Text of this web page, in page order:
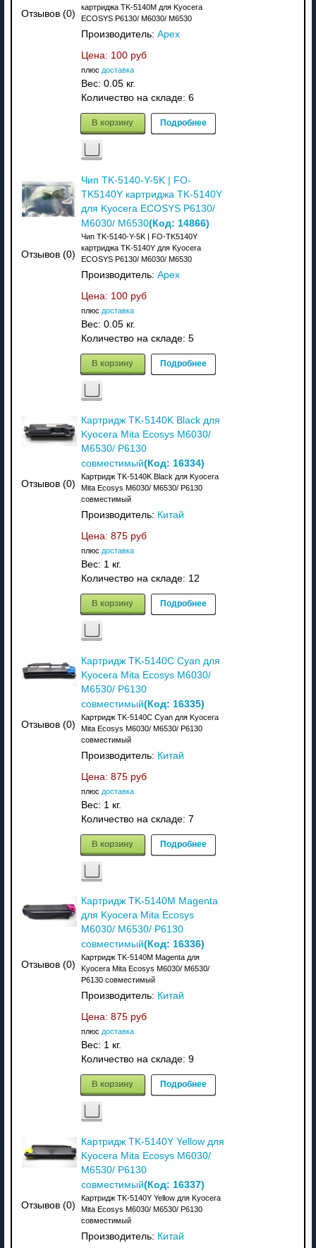
Отзывов (0)
картриджа TK-5140M для Kyocera
ECOSYS P6130/ M6030/ M6530
Производитель: Apex
Цена: 100 руб
плюс доставка
Вес: 0.05 кг.
Количество на складе: 6
В корзину Подробнее
Отзывов (0)
Чип TK-5140-Y-5K | FO-
TK5140Y картриджа TK-5140Y
для Kyocera ECOSYS P6130/
M6030/ M6530(Код: 14866)
Чип TK-5140-Y-5K | FO-TK5140Y
картриджа TK-5140Y для Kyocera
ECOSYS P6130/ M6030/ M6530
Производитель: Apex
Цена: 100 руб
плюс доставка
Вес: 0.05 кг.
Количество на складе: 5
В корзину Подробнее
Отзывов (0)
Картридж TK-5140K Black для
Kyocera Mita Ecosys M6030/
M6530/ P6130
совместимый(Код: 16334)
Картридж TK-5140K Black для Kyocera
Mita Ecosys M6030/ M6530/ P6130
совместимый
Производитель: Китай
Цена: 875 руб
плюс доставка
Вес: 1 кг.
Количество на складе: 12
В корзину Подробнее
Отзывов (0)
Картридж TK-5140C Cyan для
Kyocera Mita Ecosys M6030/
M6530/ P6130
совместимый(Код: 16335)
Картридж TK-5140C Cyan для Kyocera
Mita Ecosys M6030/ M6530/ P6130
совместимый
Производитель: Китай
Цена: 875 руб
плюс доставка
Вес: 1 кг.
Количество на складе: 7
В корзину Подробнее
Отзывов (0)
Картридж TK-5140M Magenta
для Kyocera Mita Ecosys
M6030/ M6530/ P6130
совместимый(Код: 16336)
Картридж TK-5140M Magenta для
Kyocera Mita Ecosys M6030/ M6530/
P6130 совместимый
Производитель: Китай
Цена: 875 руб
плюс доставка
Вес: 1 кг.
Количество на складе: 9
В корзину Подробнее
Отзывов (0)
Картридж TK-5140Y Yellow для
Kyocera Mita Ecosys M6030/
M6530/ P6130
совместимый(Код: 16337)
Картридж TK-5140Y Yellow для Kyocera
Mita Ecosys M6030/ M6530/ P6130
совместимый
Производитель: Китай